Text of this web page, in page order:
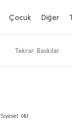
Çocuk Diğer
Tekrar Baskılar
Siyaset (6)